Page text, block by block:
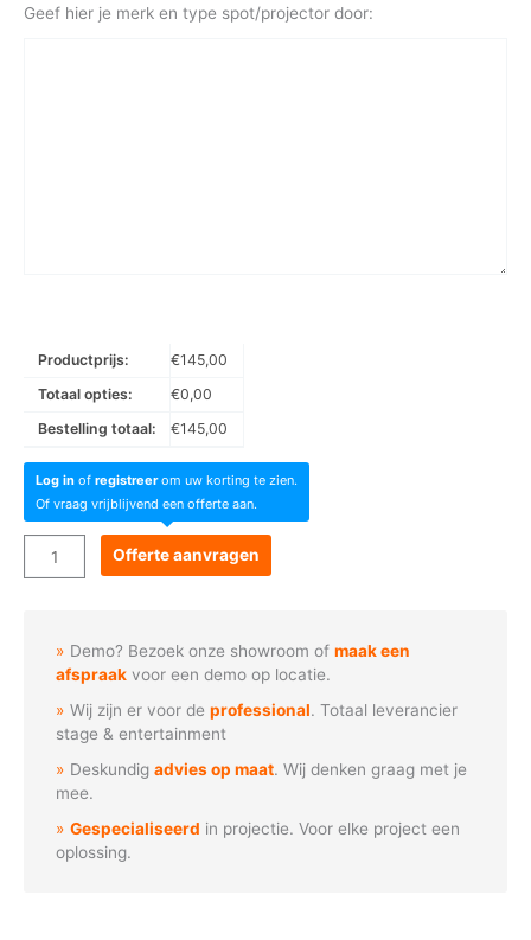
Geef hier je merk en type spot/projector door:
Productprijs: €145,00
Totaal opties:
€0,00
Bestelling totaal:
€145,00
Log in of registreerom uw korting te zien.
Of vraag vrijblijvend een offerte aan.
Goboservice
-
aantal
Offerte aanvragen
Demo? Bezoek onze showroom ofmaak een
afspraak voor een demo op locatie.
Wij zijn er voor deprofessional. Totaal leverancier
stage & entertainment
Deskundigadvies op maat. Wij denken graag met je
mee.
Gespecialiseerd in projectie. Voor elke project een
oplossing.